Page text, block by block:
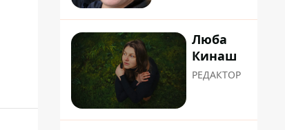
Люба
Кинаш
РЕДАКТОР